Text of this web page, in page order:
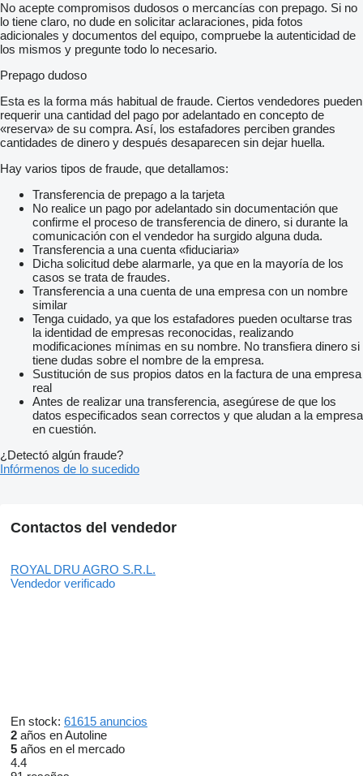
No acepte compromisos dudosos o mercancías con prepago. Si no
lo tiene claro, no dude en solicitar aclaraciones, pida fotos
adicionales y documentos del equipo, compruebe la autenticidad de
los mismos y pregunte todo lo necesario.
Prepago dudoso
Esta es la forma más habitual de fraude. Ciertos vendedores pueden
requerir una cantidad del pago por adelantado en concepto de
«reserva» de su compra. Así, los estafadores perciben grandes
cantidades de dinero y después desaparecen sin dejar huella.
Hay varios tipos de fraude, que detallamos:
Transferencia de prepago a la tarjeta
No realice un pago por adelantado sin documentación que
confirme el proceso de transferencia de dinero, si durante la
comunicación con el vendedor ha surgido alguna duda.
Transferencia a una cuenta «fiduciaria»
Dicha solicitud debe alarmarle, ya que en la mayoría de los
casos se trata de fraudes.
Transferencia a una cuenta de una empresa con un nombre
similar
Tenga cuidado, ya que los estafadores pueden ocultarse tras
la identidad de empresas reconocidas, realizando
modificaciones mínimas en su nombre. No transfiera dinero si
tiene dudas sobre el nombre de la empresa.
Sustitución de sus propios datos en la factura de una empresa
real
Antes de realizar una transferencia, asegúrese de que los
datos especificados sean correctos y que aludan a la empresa
en cuestión.
¿Detectó algún fraude?
Infórmenos de lo sucedido
Contactos del vendedor
ROYAL DRU AGRO S.R.L.
Vendedor verificado
En stock: 61615 anuncios
2 años en Autoline
5 años en el mercado
4.4